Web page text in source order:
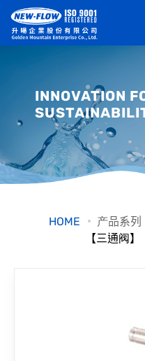
最新
知识
联络
INNOVATION
HOME 产品系列
【三通阀